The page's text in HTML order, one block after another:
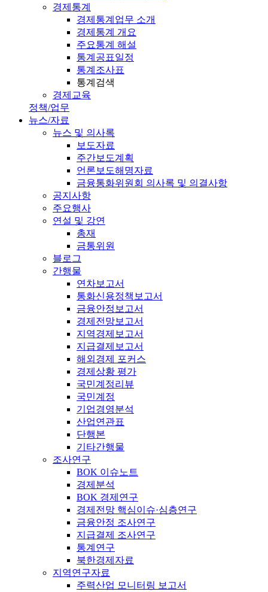
경제통계
경제통계업무 소개
경제통계 개요
주요통계 해설
통계공표일정
통계조사표
통계검색
경제교육
정책/업무
뉴스/자료
뉴스 및 의사록
보도자료
주간보도계획
언론보도해명자료
금융통화위원회 의사록 및 의결사항
공지사항
주요행사
연설 및 강연
총재
금통위원
블로그
간행물
연차보고서
통화신용정책보고서
금융안정보고서
경제전망보고서
지역경제보고서
지급결제보고서
해외경제 포커스
경제상황 평가
국민계정리뷰
국민계정
기업경영분석
산업연관표
단행본
기타간행물
조사연구
BOK 이슈노트
경제분석
BOK 경제연구
경제전망 핵심이슈·심층연구
금융안정 조사연구
지급결제 조사연구
통계연구
북한경제자료
지역연구자료
주력산업 모니터링 보고서